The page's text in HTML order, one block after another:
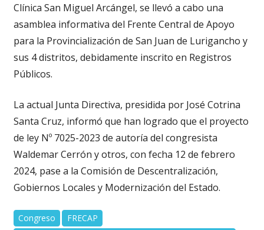
Clínica San Miguel Arcángel, se llevó a cabo una
asamblea informativa del Frente Central de Apoyo
para la Provincialización de San Juan de Lurigancho y
sus 4 distritos, debidamente inscrito en Registros
Públicos.
La actual Junta Directiva, presidida por José Cotrina
Santa Cruz, informó que han logrado que el proyecto
de ley Nº 7025-2023 de autoría del congresista
Waldemar Cerrón y otros, con fecha 12 de febrero
2024, pase a la Comisión de Descentralización,
Gobiernos Locales y Modernización del Estado.
Congreso
FRECAP